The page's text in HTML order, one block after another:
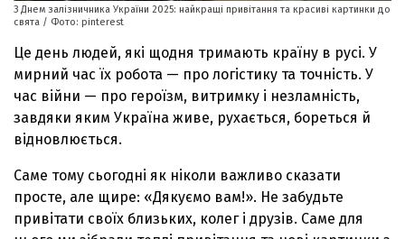
З Днем залізничника України 2025: найкращі привітання та красиві картинки до
свята / Фото: pinterest
Це день людей, які щодня тримають країну в русі. У
мирний час їх робота — про логістику та точність. У
час війни — про героїзм, витримку і незламність,
завдяки яким Україна живе, рухається, бореться й
відновлюється.
Саме тому сьогодні як ніколи важливо сказати
просте, але щире: «Дякуємо вам!». Не забудьте
привітати своїх близьких, колег і друзів. Саме для